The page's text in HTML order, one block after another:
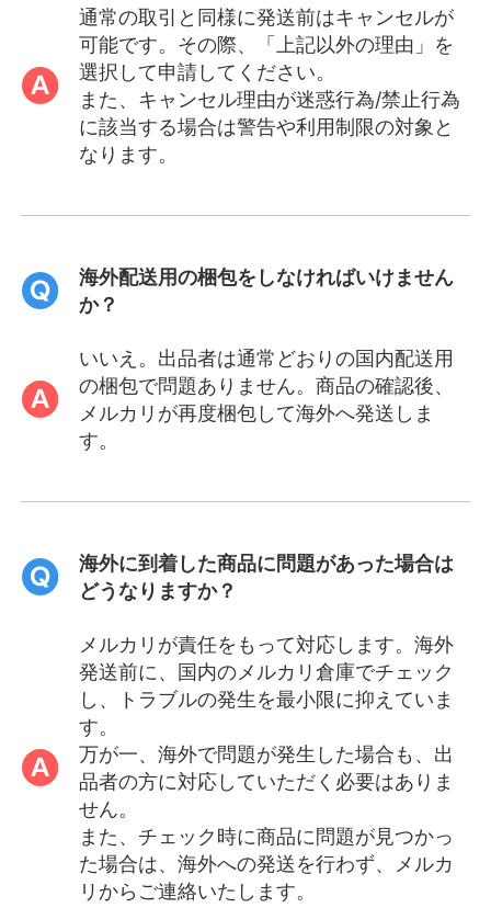
通常の取引と同様に発送前はキャンセルが
可能です。その際、「上記以外の理由」を
選択して申請してください。
また、キャンセル理由が迷惑行為/禁止行為
に該当する場合は警告や利用制限の対象と
なります。
海外配送用の梱包をしなければいけません
か？
いいえ。出品者は通常どおりの国内配送用
の梱包で問題ありません。商品の確認後、
メルカリが再度梱包して海外へ発送しま
す。
海外に到着した商品に問題があった場合は
どうなりますか？
メルカリが責任をもって対応します。海外
発送前に、国内のメルカリ倉庫でチェック
し、トラブルの発生を最小限に抑えていま
す。
万が一、海外で問題が発生した場合も、出
品者の方に対応していただく必要はありま
せん。
また、チェック時に商品に問題が見つかっ
た場合は、海外への発送を行わず、メルカ
リからご連絡いたします。